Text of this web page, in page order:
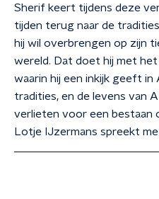
Sherif keert tijdens deze
tijden terug naar de
hij wil overbrengen op zijn
wereld. Dat doet hij met
waarin hij een inkijk geeft in
tradities, en de levens van
verlieten voor een bestaan
Lotje IJzermans spreekt